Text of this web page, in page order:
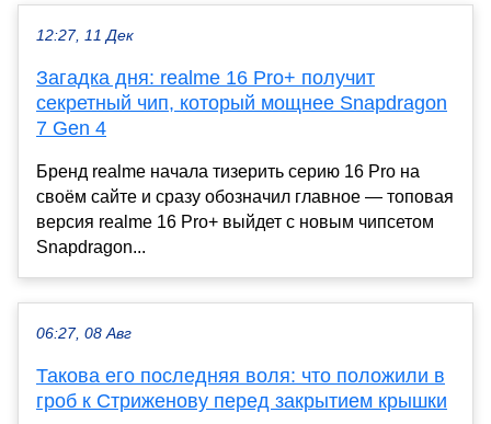
12:27, 11 Дек
Загадка дня: realme 16 Pro+ получит
секретный чип, который мощнее Snapdragon
7 Gen 4
Бренд realme начала тизерить серию 16 Pro на
своём сайте и сразу обозначил главное — топовая
версия realme 16 Pro+ выйдет с новым чипсетом
Snapdragon...
06:27, 08 Авг
Такова его последняя воля: что положили в
гроб к Стриженову перед закрытием крышки